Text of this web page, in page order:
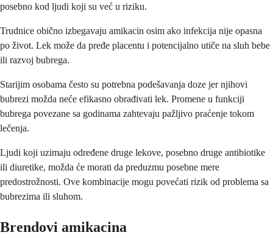
posebno kod ljudi koji su već u riziku.
Trudnice obično izbegavaju amikacin osim ako infekcija nije opasna
po život. Lek može da pređe placentu i potencijalno utiče na sluh bebe
ili razvoj bubrega.
Starijim osobama često su potrebna podešavanja doze jer njihovi
bubrezi možda neće efikasno obrađivati lek. Promene u funkciji
bubrega povezane sa godinama zahtevaju pažljivo praćenje tokom
lečenja.
Ljudi koji uzimaju određene druge lekove, posebno druge antibiotike
ili diuretike, možda će morati da preduzmu posebne mere
predostrožnosti. Ove kombinacije mogu povećati rizik od problema sa
bubrezima ili sluhom.
Brendovi amikacina